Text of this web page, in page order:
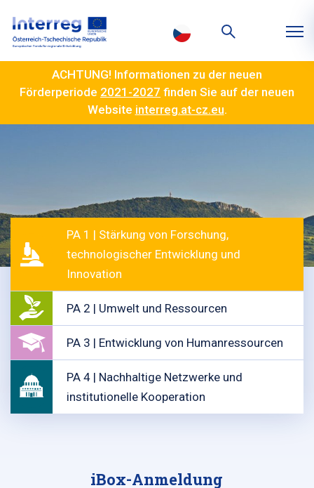
ACHTUNG! Informationen zu der neuen
Förderperiode 2021-2027 finden Sie auf der neuen
Website interreg.at-cz.eu.
PA 1 | Stärkung von Forschung,
technologischer Entwicklung und
Innovation
PA 2 | Umwelt und Ressourcen
PA 3 | Entwicklung von Humanressourcen
PA 4 | Nachhaltige Netzwerke und
institutionelle Kooperation
iBox-Anmeldung